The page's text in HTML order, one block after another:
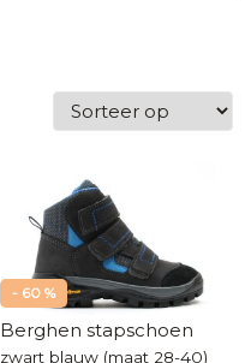
- 60 %
Berghen stapschoen
zwart blauw (maat 28-40)